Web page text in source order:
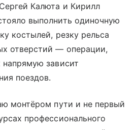
Калюта и Кирилл
выполнить одиночную
костылей, резку рельса
отверстий — операции,
напрямую зависит
поездов.
монтёром пути и не первый
профессионального